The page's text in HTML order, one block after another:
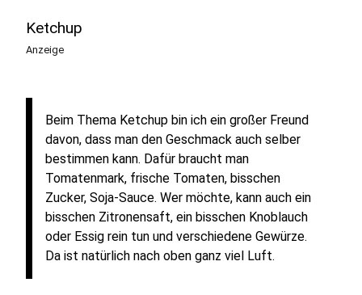
Ketchup
Anzeige
Beim Thema Ketchup bin ich ein großer Freund
davon, dass man den Geschmack auch selber
bestimmen kann. Dafür braucht man
Tomatenmark, frische Tomaten, bisschen
Zucker, Soja-Sauce. Wer möchte, kann auch ein
bisschen Zitronensaft, ein bisschen Knoblauch
oder Essig rein tun und verschiedene Gewürze.
Da ist natürlich nach oben ganz viel Luft.